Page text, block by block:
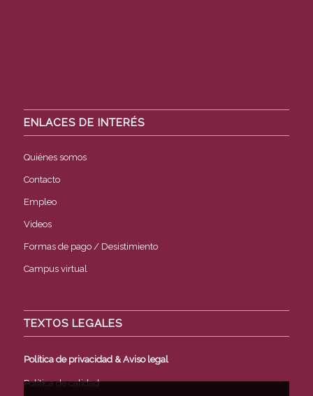
ENLACES DE INTERÉS
Quiénes somos
Contacto
Empleo
Videos
Formas de pago / Desistimiento
Campus virtual
TEXTOS LEGALES
Política de privacidad & Aviso legal
Política de calidad